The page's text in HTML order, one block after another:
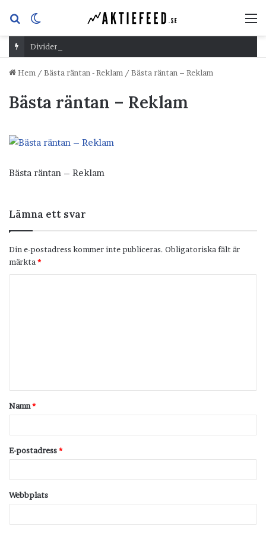
Sök
efterskin
Dividend Overshoot Day
Hem / Bästa räntan - Reklam / Bästa räntan – Reklam
Bästa räntan – Reklam
Bästa räntan – Reklam
Lämna ett svar
Din e-postadress kommer inte publiceras. Obligatoriska fält är
märkta *
t
a
Namn*
E-postadress*
Webbplats